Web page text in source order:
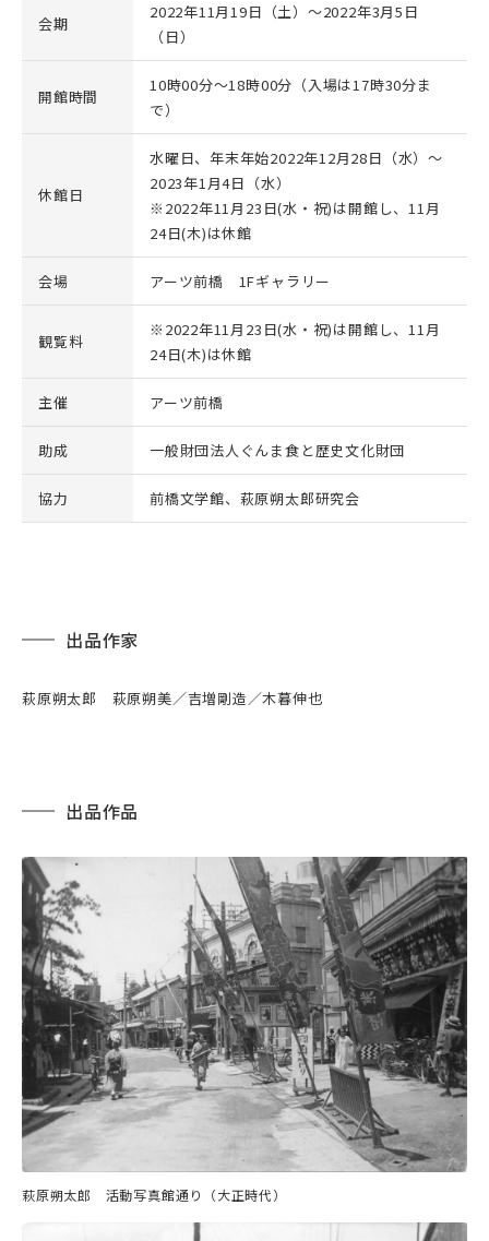
会期
2022年11月19日（土）～2022年3月5日
（日）
開館時間
10時00分～18時00分（入場は17時30分ま
で）
休館日
水曜日、年末年始2022年12月28日（水）～
2023年1月4日（水）
※2022年11月23日(水・祝)は開館し、11月
24日(木)は休館
会場 アーツ前橋 1Fギャラリー
観覧料
※2022年11月23日(水・祝)は開館し、11月
24日(木)は休館
主催 アーツ前橋
助成 一般財団法人ぐんま食と歴史文化財団
協力 前橋文学館、萩原朔太郎研究会
出品作家
萩原朔太郎 萩原朔美／吉増剛造／木暮伸也
出品作品
萩原朔太郎 活動写真館通り（大正時代）